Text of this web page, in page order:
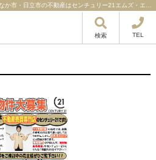
検索 TEL